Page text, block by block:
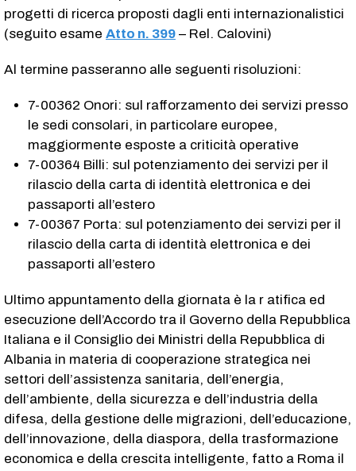
progetti di ricerca proposti dagli enti internazionalistici
(seguito esame Atto n. 399 – Rel. Calovini)
Al termine passeranno alle seguenti risoluzioni:
7-00362 Onori: sul rafforzamento dei servizi presso
le sedi consolari, in particolare europee,
maggiormente esposte a criticità operative
7-00364 Billi: sul potenziamento dei servizi per il
rilascio della carta di identità elettronica e dei
passaporti all’estero
7-00367 Porta: sul potenziamento dei servizi per il
rilascio della carta di identità elettronica e dei
passaporti all’estero
Ultimo appuntamento della giornata è la r atifica ed
esecuzione dell’Accordo tra il Governo della Repubblica
Italiana e il Consiglio dei Ministri della Repubblica di
Albania in materia di cooperazione strategica nei
settori dell’assistenza sanitaria, dell’energia,
dell’ambiente, della sicurezza e dell’industria della
difesa, della gestione delle migrazioni, dell’educazione,
dell’innovazione, della diaspora, della trasformazione
economica e della crescita intelligente, fatto a Roma il